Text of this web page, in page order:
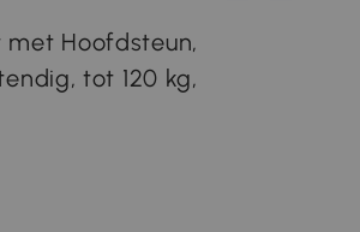
met Hoofdsteun,
tot 120 kg,